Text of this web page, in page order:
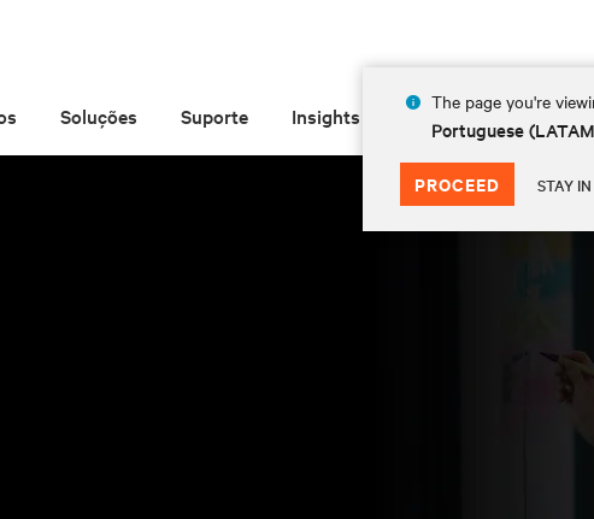
The page you're
Portuguese
PROCEED STAY
Soluções Suporte Insights Sobre